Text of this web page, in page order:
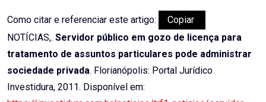
Como citar e referenciar este artigo:
Copiar
NOTÍCIAS,. Servidor público em gozo de licença para
tratamento de assuntos particulares pode administrar
sociedade privada. Florianópolis: Portal Jurídico
Investidura, 2011. Disponível em: